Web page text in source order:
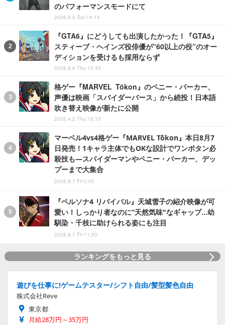
のパフォーマンスモードにて
2026.8.8 Sat 14:14
『GTA6』にどうしても出演したかった！『GTA5』
スティーブ・ヘインズ役俳優が“60以上の役”のオー
ディションを受けるも採用ならず
2026.8.6 Thu 15:45
格ゲー『MARVEL Tōkon』のペニー・パーカー、
声優は映画「スパイダーバース」から続投！日本語
吹き替え映像が新たに公開
2026.4.2 Thu 18:15
マーベル4vs4格ゲー『MARVEL Tōkon』本日8月7
日発売！1キャラ主体でもOKな設計でワンボタン必
殺技も―スパイダーマンやペニー・パーカー、デッ
プーまで大集合
2026.8.7 Fri 0:05
『ペルソナ4 リバイバル』天城雪子の紹介映像が可
愛い！しっかり者なのに“天然気味"なギャップ…幼
馴染・千枝に助けられる姿にも注目
2026.8.7 Fri 11:00
ランキングをもっと見る
遊びを仕事に!ゲームテスター/シフト自由/髪型髪色自由
株式会社Reve
東京都
月給28万円～35万円